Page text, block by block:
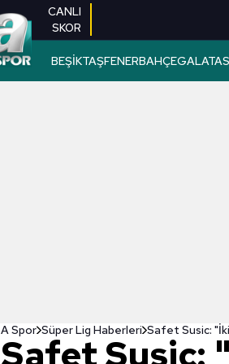
CANLI
SKOR
BEŞİKTAŞFENERBAHÇE
A Spor Süper Lig Haberleri Safet Susic:
Safet Susic: